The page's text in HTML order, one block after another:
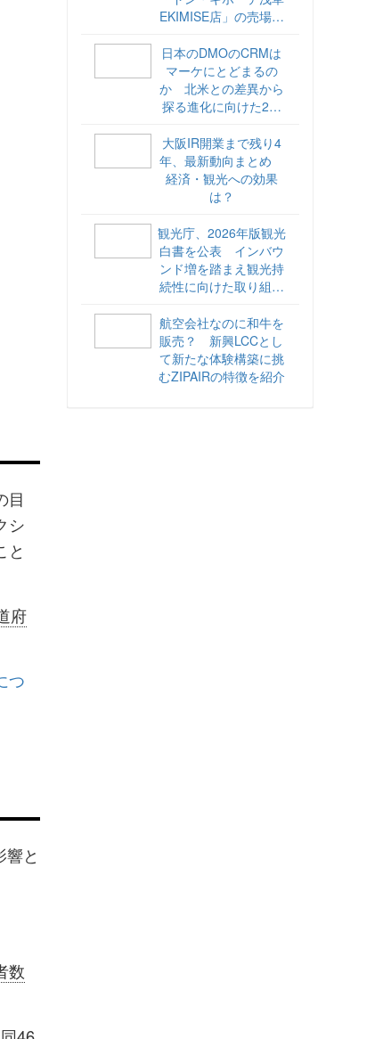
目
シ
と
府
つ
と
数
EKIMISE店」の売場づ
日本のDMOのCRMは
マーケにとどまるの
か 北米との差異から
探る進化に向けた2ス
海外DMOのリアル
vol.6】
大阪IR開業まで残り4
年、最新動向まとめ
経済・観光への効果
は？
観光庁、2026年版観光
白書を公表 インバウ
ンド増を踏まえ観光持
続性に向けた取り組み
航空会社なのに和牛を
販売？ 新興LCCとし
て新たな体験構築に挑
むZIPAIRの特徴を紹介